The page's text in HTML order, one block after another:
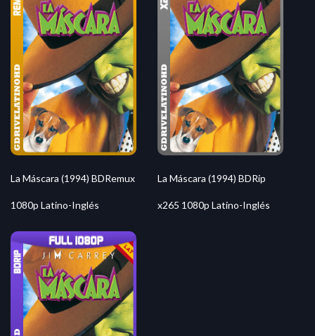
La Máscara (1994) BDRemux
1080p Latino-Inglés
La Máscara (1994) BDRip
x265 1080p Latino-Inglés